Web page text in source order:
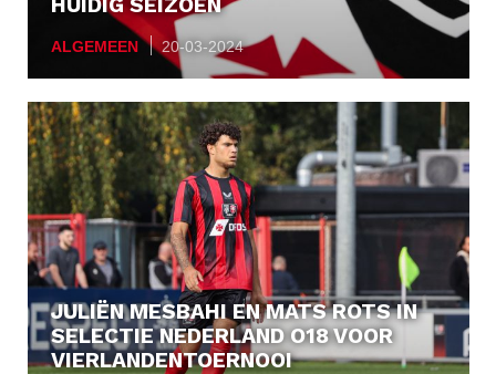
ALGEMEEN 20-03-2024
JULIËN MESBAHI EN MATS ROTS IN
SELECTIE NEDERLAND O18 VOOR
VIERLANDENTOERNOOI